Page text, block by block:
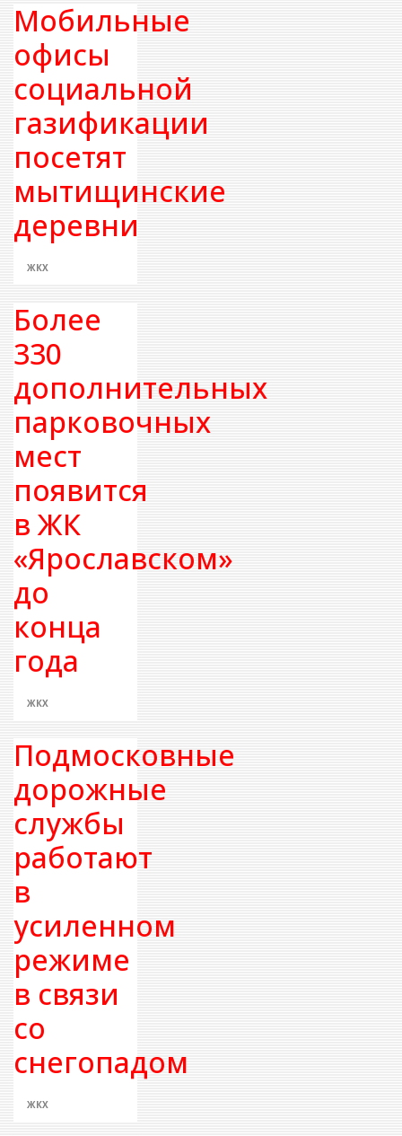
Мобильные
офисы
социальной
газификации
посетят
мытищинские
деревни
ЖКХ
Более
330
дополнительных
парковочных
мест
появится
в ЖК
«Ярославском»
до
конца
года
ЖКХ
Подмосковные
дорожные
службы
работают
в
усиленном
режиме
в связи
со
снегопадом
ЖКХ